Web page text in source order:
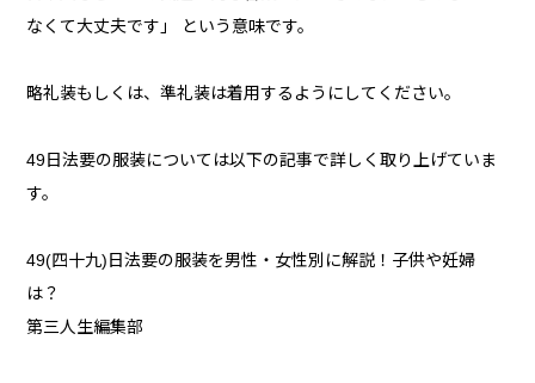
なくて大丈夫です」 という意味です。
略礼装もしくは、準礼装は着用するようにしてください。
49日法要の服装については以下の記事で詳しく取り上げていま
す。
49(四十九)日法要の服装を男性・女性別に解説！子供や妊婦
は？
第三人生編集部